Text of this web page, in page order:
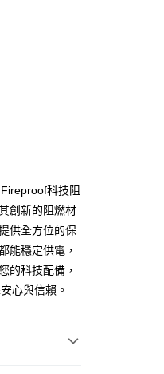
銀行
讓您購物簡單
科技阻
創新的阻燃材
供全方位的保
能穩定供電，
的科技配備，
心與信賴。